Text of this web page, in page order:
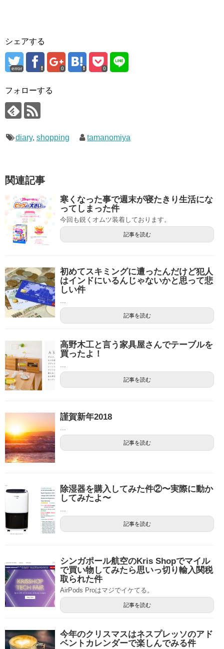
シェアする
error 0 0
フォローする
diary, shopping tamanomiya
関連記事
寒くなった事で週末が寝たきり生活にな
ってしまった件
今回も鋭くオムツ装着しております。
記事を読む
初めてスキミングに遭ったんだけど犯人
はインドにいるんじゃないかと思って悲
しい件
...
記事を読む
高野木工と言う家具屋さんでテーブルを
買ったよ！
...
記事を読む
謹賀新年2018
...
記事を読む
除湿器を購入してみた件②〜実際に動か
してみたよ〜
...
記事を読む
シンガポール航空のKris Shopでマイル
で買い物してみたら思いっ切り輸入関税
取られた件
AirPods Proはマジでイケてる。
記事を読む
今年のクリスマスはネスプレッソのアド
ベントカレンダーで楽しんでみる件